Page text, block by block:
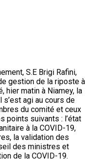
S.E Brigi Rafini,
gestion de la riposte à
hier matin à Niamey, la
agi au cours de
du comité et ceux
points suivants : l’état
à la COVID-19,
la validation des
des ministres et
de la COVID-19.